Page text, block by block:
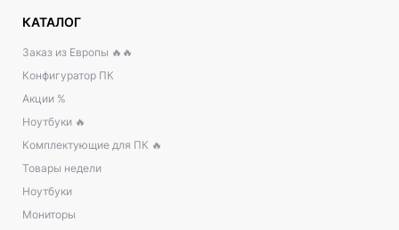
КАТАЛОГ
Заказ из Европы 🔥🔥
Конфигуратор ПК
Акции %
Ноутбуки 🔥
Комплектующие для ПК 🔥
Товары недели
Ноутбуки
Мониторы